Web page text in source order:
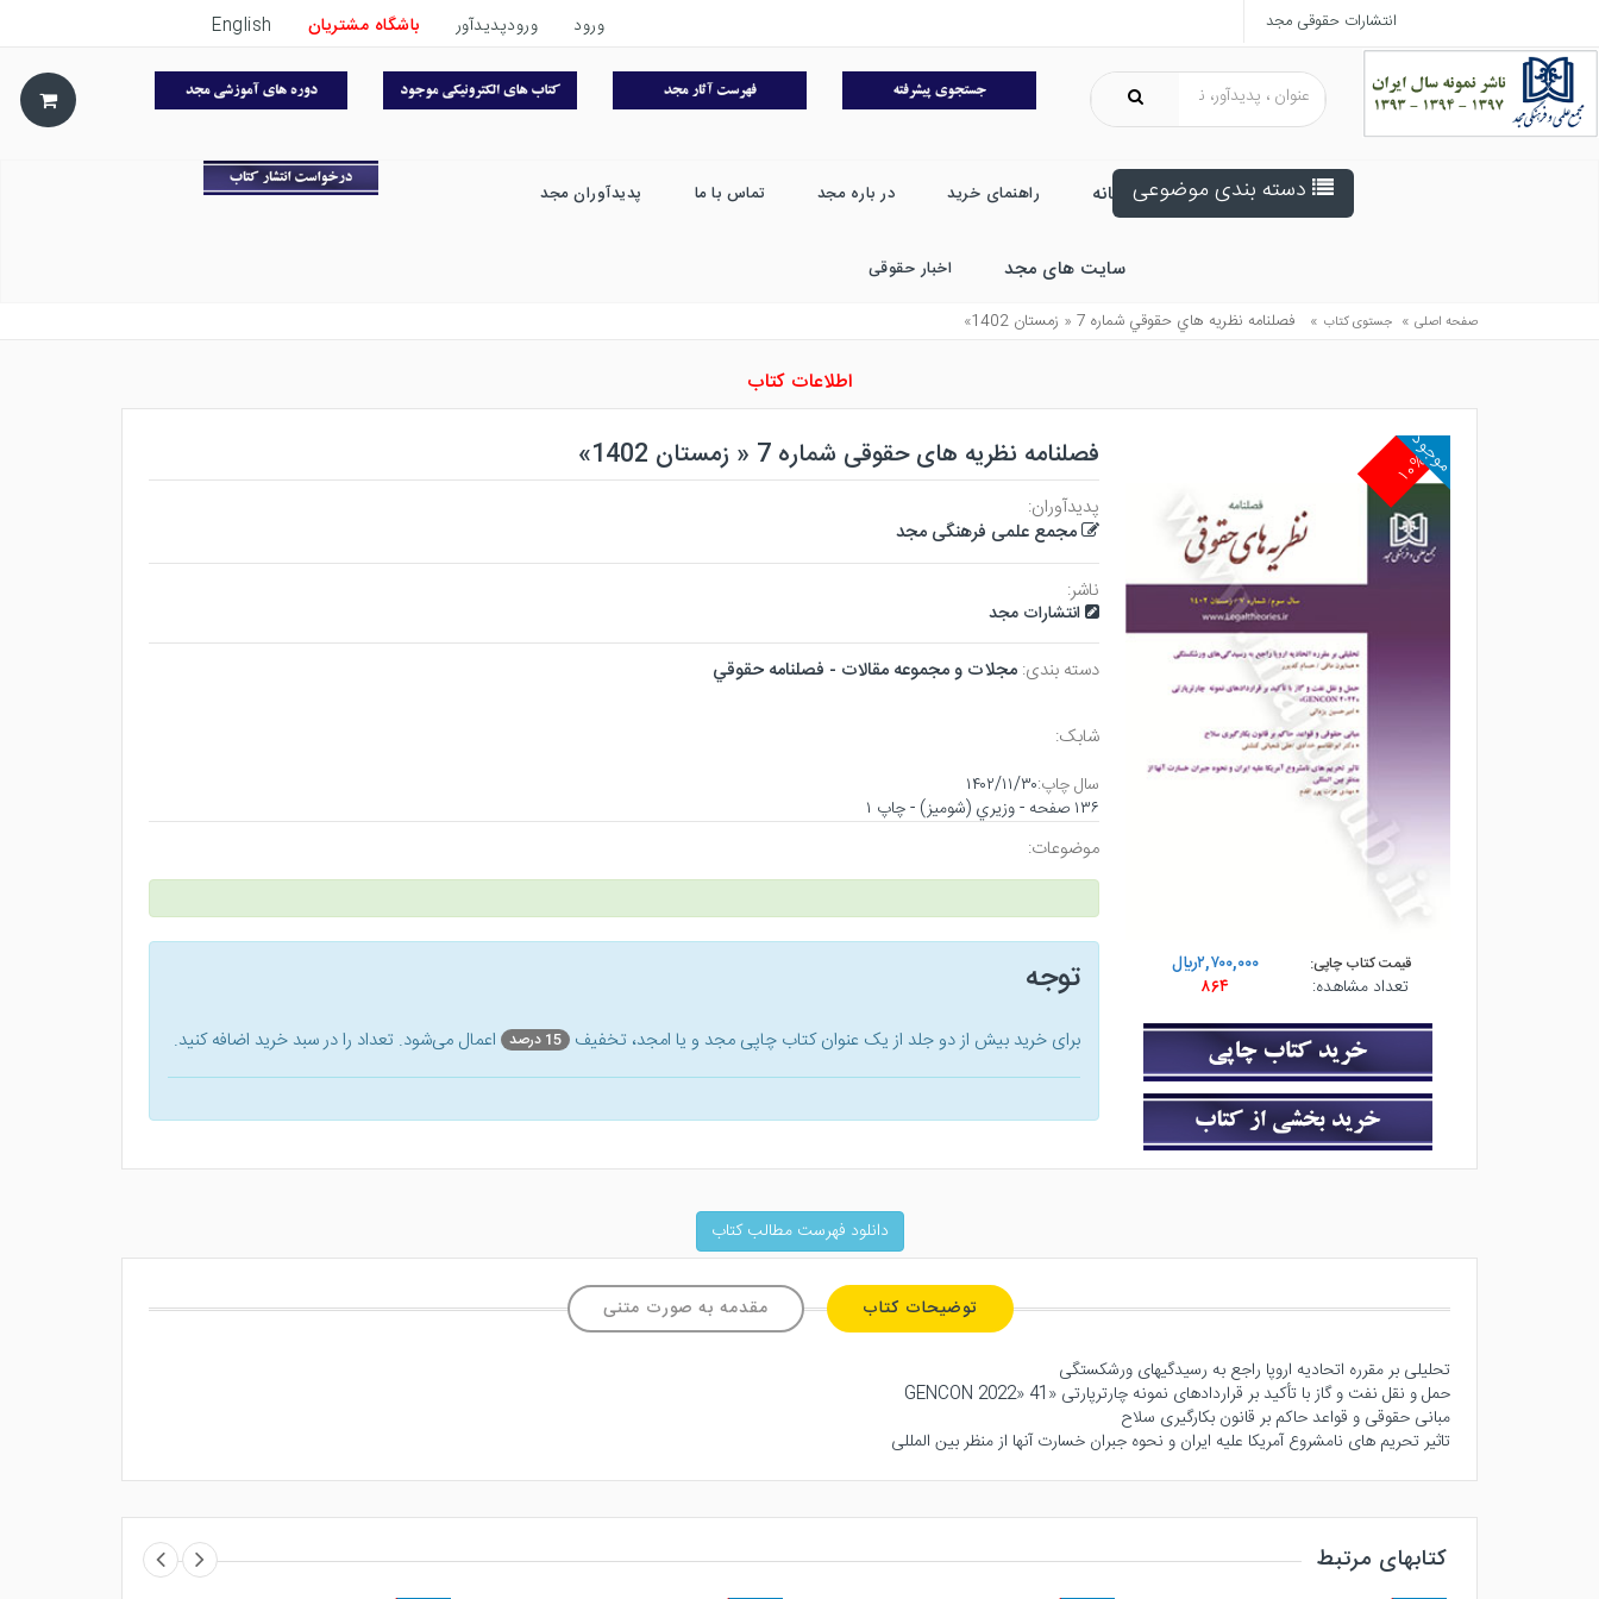
انتشارات حقوقی مجد ورود ورودپدیدآور باشگاه مشتریان English
دسته بندی موضوعی خانه راهنمای خرید در باره مجد تماس با ما پدیدآوران مجد
سایت های مجد اخبار حقوقی
صفحه اصلی » جستوی کتاب » فصلنامه نظريه هاي حقوقي شماره 7 « زمستان 1402»
اطلاعات کتاب
۱۰%
موجود
قیمت کتاب چاپی:
۲,۷۰۰,۰۰۰ريال
تعداد مشاهده:
۸۶۴
فصلنامه نظریه های حقوقی شماره 7 « زمستان 1402»
پدیدآوران:
مجمع علمی فرهنگی مجد
ناشر:
انتشارات مجد
دسته بندی:مجلات و مجموعه مقالات - فصلنامه حقوقي
شابک:
سال چاپ:۱۴۰۲/۱۱/۳۰
۱۳۶ صفحه - وزيري (شوميز) - چاپ ۱
موضوعات:
توجه
برای خرید بیش از دو جلد از یک عنوان کتاب‌ چاپی مجد و یا امجد، تخفیف 15 درصد اعمال می‌شود. تعداد را در سبد خرید اضافه کنید.
دانلود فهرست مطالب کتاب
توضیحات کتاب مقدمه به صورت متنی
تحلیلی بر مقرره اتحادیه اروپا راجع به رسیدگی‎های ورشکستگی
حمل و نقل نفت و گاز با تأکید بر قراردادهای نمونه چارترپارتی «GENCON 2022» 41
مبانی حقوقی و قواعد حاکم بر قانون بکارگیری سلاح
تاثیر تحریم های نامشروع آمریکا علیه ایران و نحوه جبران خسارت آنها از منظر بین المللی
کتابهای مرتبط